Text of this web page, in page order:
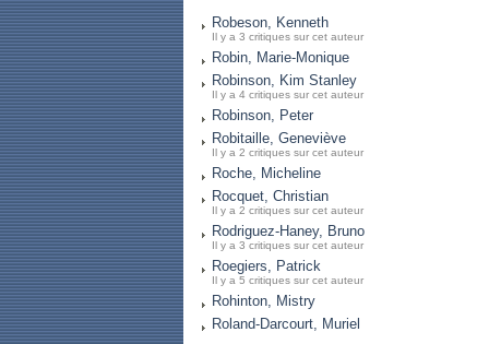
Robeson, Kenneth
Il y a 3 critiques sur cet auteur
Robin, Marie-Monique
Robinson, Kim Stanley
Il y a 4 critiques sur cet auteur
Robinson, Peter
Robitaille, Geneviève
Il y a 2 critiques sur cet auteur
Roche, Micheline
Rocquet, Christian
Il y a 2 critiques sur cet auteur
Rodriguez-Haney, Bruno
Il y a 3 critiques sur cet auteur
Roegiers, Patrick
Il y a 5 critiques sur cet auteur
Rohinton, Mistry
Roland-Darcourt, Muriel